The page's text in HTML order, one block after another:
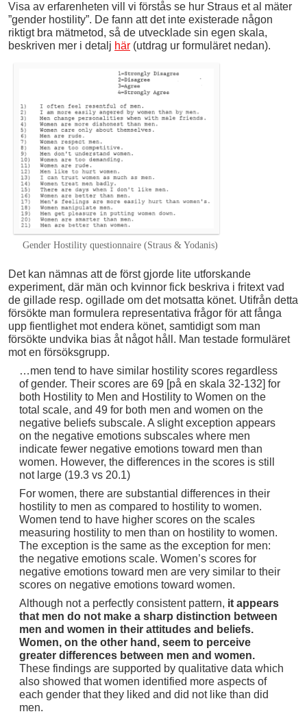
Visa av erfarenheten vill vi förstås se hur Straus et al mäter
”gender hostility”. De fann att det inte existerade någon
riktigt bra mätmetod, så de utvecklade sin egen skala,
beskriven mer i detalj här (utdrag ur formuläret nedan).
Gender Hostility questionnaire (Straus & Yodanis)
Det kan nämnas att de först gjorde lite utforskande
experiment, där män och kvinnor fick beskriva i fritext vad
de gillade resp. ogillade om det motsatta könet. Utifrån detta
försökte man formulera representativa frågor för att fånga
upp fientlighet mot endera könet, samtidigt som man
försökte undvika bias åt något håll. Man testade formuläret
mot en försöksgrupp.
…men tend to have similar hostility scores regardless
of gender. Their scores are 69 [på en skala 32-132] for
both Hostility to Men and Hostility to Women on the
total scale, and 49 for both men and women on the
negative beliefs subscale. A slight exception appears
on the negative emotions subscales where men
indicate fewer negative emotions toward men than
women. However, the differences in the scores is still
not large (19.3 vs 20.1)
For women, there are substantial differences in their
hostility to men as compared to hostility to women.
Women tend to have higher scores on the scales
measuring hostility to men than on hostility to women.
The exception is the same as the exception for men:
the negative emotions scale. Women’s scores for
negative emotions toward men are very similar to their
scores on negative emotions toward women.
Although not a perfectly consistent pattern, it appears
that men do not make a sharp distinction between
men and women in their attitudes and beliefs.
Women, on the other hand, seem to perceive
greater differences between men and women.
These findings are supported by qualitative data which
also showed that women identified more aspects of
each gender that they liked and did not like than did
men.